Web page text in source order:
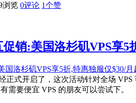
浏览 0评论 1个赞
销:美国洛杉矶VPS享5
正式开启了，这次活动针对全场
需要便宜 VPS 的朋友可以尝试下